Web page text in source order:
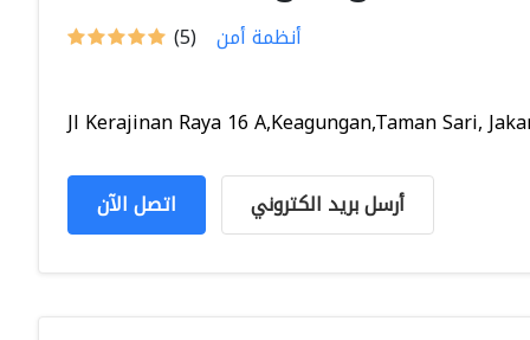
(5) أنظمة أمن
Jl Kerajinan Raya 16 A,Keagungan,Taman Sari,
اتصل الآن أرسل بريد الكتروني